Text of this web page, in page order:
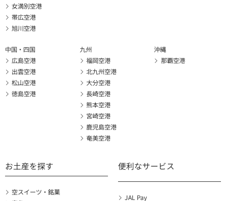
女満別空港
帯広空港
旭川空港
中国・四国
広島空港
出雲空港
松山空港
徳島空港
九州
福岡空港
北九州空港
大分空港
長崎空港
熊本空港
宮崎空港
鹿児島空港
奄美空港
沖縄
那覇空港
お土産を探す
空スイーツ・銘菓
便利なサービス
JAL Pay